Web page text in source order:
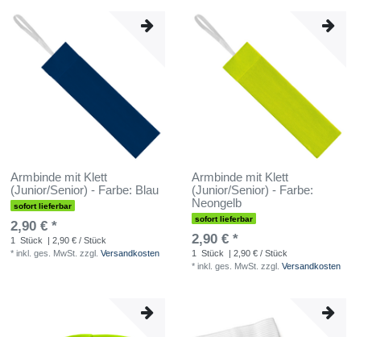
Armbinde mit Klett
(Junior/Senior) - Farbe: Blau
sofort lieferbar
2,90 € *
1 Stück
| 2,90 € / Stück
* inkl. ges. MwSt. zzgl. Versandkosten
Armbinde mit Klett
(Junior/Senior) - Farbe:
Neongelb
sofort lieferbar
2,90 € *
1 Stück
| 2,90 € / Stück
* inkl. ges. MwSt. zzgl. Versandkosten